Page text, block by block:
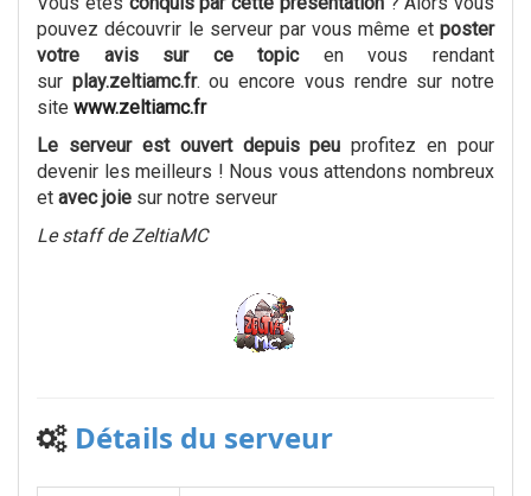
pouvez découvrir le serveur par vous même et poster
votre avis sur ce topicen vous rendant
sur play.zeltiamc.fr. ou encore vous rendre sur notre
site www.zeltiamc.fr
Le serveur est ouvert depuis peu profitez en pour
devenir les meilleurs ! Nous vous attendons nombreux
et avec joie sur notre serveur
Le staff de ZeltiaMC
Détails du serveur